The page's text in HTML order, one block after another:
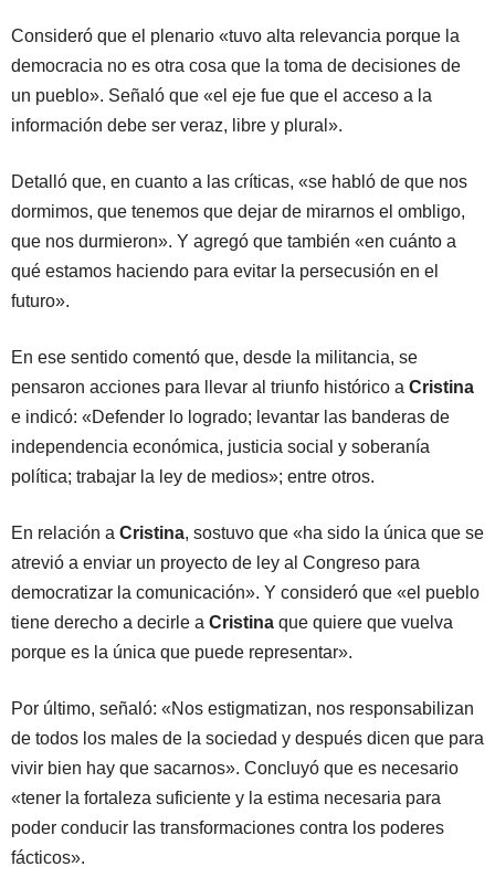
Consideró que el plenario «tuvo alta relevancia porque la
democracia no es otra cosa que la toma de decisiones de
un pueblo». Señaló que «el eje fue que el acceso a la
información debe ser veraz, libre y plural».
Detalló que, en cuanto a las críticas, «se habló de que nos
dormimos, que tenemos que dejar de mirarnos el ombligo,
que nos durmieron». Y agregó que también «en cuánto a
qué estamos haciendo para evitar la persecusión en el
futuro».
En ese sentido comentó que, desde la militancia, se
pensaron acciones para llevar al triunfo histórico a Cristina
e indicó: «Defender lo logrado; levantar las banderas de
independencia económica, justicia social y soberanía
política; trabajar la ley de medios»; entre otros.
En relación a Cristina, sostuvo que «ha sido la única que se
atrevió a enviar un proyecto de ley al Congreso para
democratizar la comunicación». Y consideró que «el pueblo
tiene derecho a decirle a Cristina que quiere que vuelva
porque es la única que puede representar».
Por último, señaló: «Nos estigmatizan, nos responsabilizan
de todos los males de la sociedad y después dicen que para
vivir bien hay que sacarnos». Concluyó que es necesario
«tener la fortaleza suficiente y la estima necesaria para
poder conducir las transformaciones contra los poderes
fácticos».